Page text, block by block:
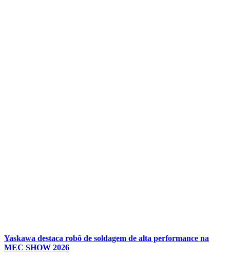
Yaskawa destaca robô de soldagem de alta performance na
MEC SHOW 2026